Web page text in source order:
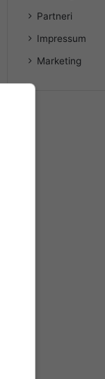
Partneri
Impressum
Marketing